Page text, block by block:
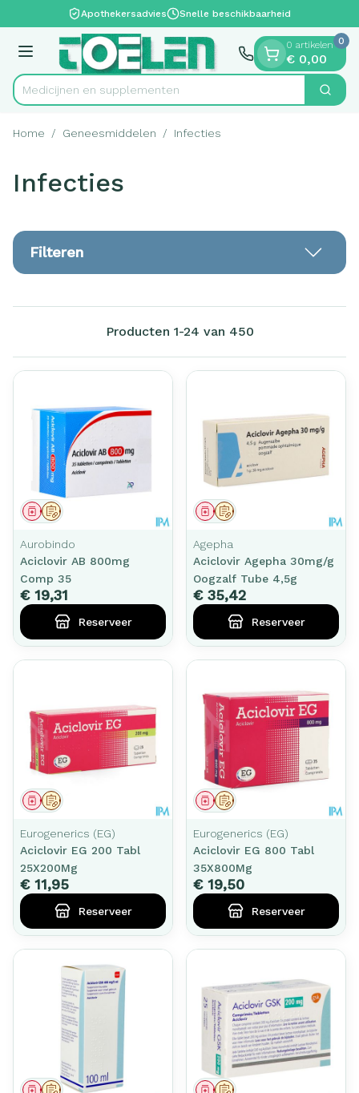
Ga naar de inhoudApothekersadvies Snelle beschikbaarheid
Menu
Product, merk, categorie...
Medicij Zoek
0 artikelen
€ 0,00
0
Home / Geneesmiddelen / Infecties
Infecties
Filteren
Producten 1-24 van 450
Op voorschrift
Geneesmiddel
Aurobindo
Aciclovir AB 800mg
Comp 35
€ 19,31
Reserveer
Op voorschrift
Geneesmiddel
Agepha
Aciclovir Agepha 30mg/g
Oogzalf Tube 4,5g
€ 35,42
Reserveer
Op voorschrift
Geneesmiddel
Eurogenerics (EG)
Aciclovir EG 200 Tabl
25X200Mg
€ 11,95
Reserveer
Op voorschrift
Geneesmiddel
Eurogenerics (EG)
Aciclovir EG 800 Tabl
35X800Mg
€ 19,50
Reserveer
Op voorschrift
Geneesmiddel Op voorschrift
Geneesmiddel